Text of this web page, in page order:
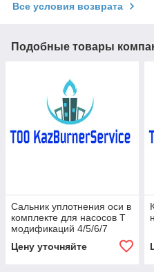
Все условия возврата
Подобные товары
Сальник уплотнения оси в
комплекте для насосов Т
модификаций 4/5/6/7
Цену уточняйте